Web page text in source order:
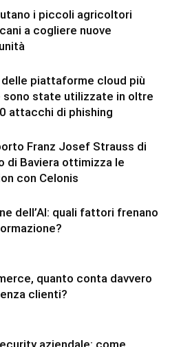
i piccoli agricoltori
a cogliere nuove
piattaforme cloud più
state utilizzate in oltre
attacchi di phishing
Franz Josef Strauss di
di Baviera ottimizza le
con Celonis
dell’AI: quali fattori frenano
quanto conta davvero
clienti?